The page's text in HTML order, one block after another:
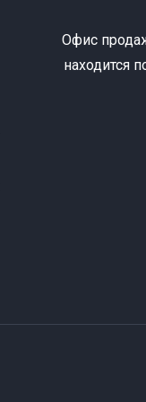
Офис
находится